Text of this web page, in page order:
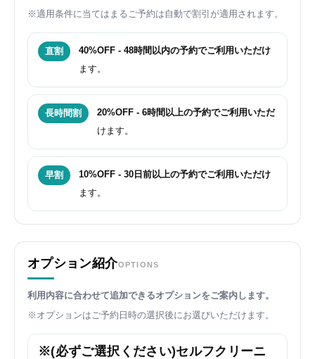
※適用条件に当てはまるご予約は自動で割引が適用されます。
直割
40%OFF - 48時間以内の予約でご利用いただけ
ます。
長時間割
20%OFF - 6時間以上の予約でご利用いただ
けます。
早割
10%OFF - 30日前以上の予約でご利用いただけ
ます。
オプション紹介OPTIONS
利用内容に合わせて追加できるオプションをご案内します。
※オプションはご予約日時の選択後にお選びいただけます。
※(必ずご選択ください)セルフクリーニ